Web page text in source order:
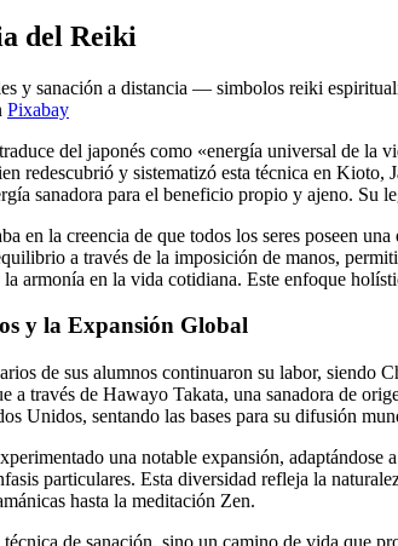
del Reiki
Pixabay
del japonés como «energía universal de la
redescubrió y sistematizó esta técnica en
sanadora para el beneficio propio y ajeno. Su
en la creencia de que todos los seres poseen
a través de la imposición de manos,
armonía en la vida cotidiana. Este enfoque
y la Expansión Global
de sus alumnos continuaron su labor, siendo
través de Hawayo Takata, una sanadora de
Unidos, sentando las bases para su difusión
una notable expansión,
particulares. Esta diversidad refleja la
hasta la meditación Zen.